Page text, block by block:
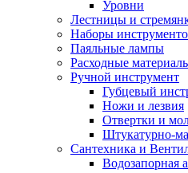
Уровни
Лестницы и
Наборы
Паяльные лампы
Расходные
Ручной инструмент
Губцевый
Ножи и лезвия
Отвертки и
Штукатурно-
Сантехника и
Водозапорная